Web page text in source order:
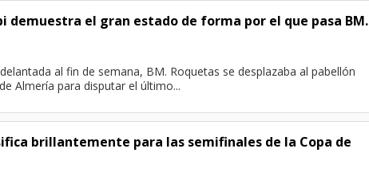
demuestra el gran estado de forma por el que pasa BM.
al fin de semana, BM. Roquetas se desplazaba al pabellón
Almería para disputar el último...
brillantemente para las semifinales de la Copa de